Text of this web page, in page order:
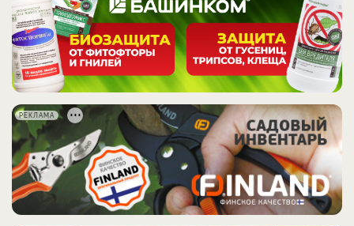
РЕКЛАМА